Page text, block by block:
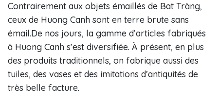
Contrairement aux objets émaillés de Bat Tràng,
ceux de Huong Canh sont en terre brute sans
émail.De nos jours, la gamme d’articles fabriqués
à Huong Canh s’est diversifiée. À présent, en plus
des produits traditionnels, on fabrique aussi des
tuiles, des vases et des imitations d’antiquités de
très belle facture.